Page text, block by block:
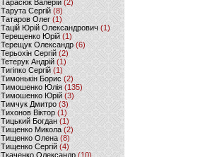
Тарасюк Валерій (2)
Тарута Сергій (8)
Татаров Олег(1)
Тацій Юрій Олександрович(1)
Терещенко Юрій(1)
Терещук Олександр(6)
Терьохін Сергій (2)
Тетерук Андрій (1)
Тигіпко Сергій(1)
Тимонькін Борис (2)
Тимошенко Юлія (135)
Тимошенко Юрій(3)
Тимчук Дмитро (3)
Тихонов Віктор (1)
Тицький Богдан (1)
Тищенко Микола (2)
Тищенко Олена (8)
Тищенко Сергій (4)
Ткаченко Олександр (10)